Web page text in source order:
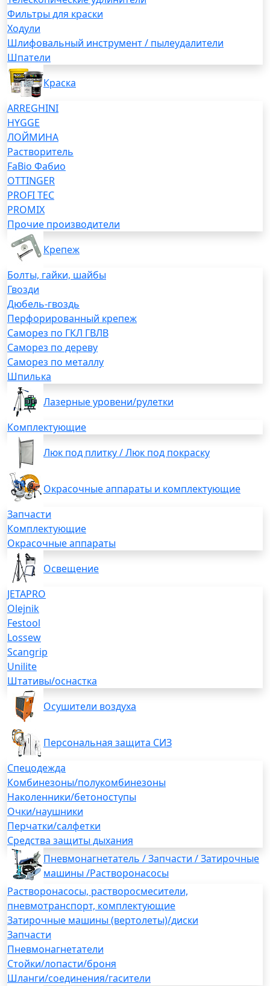
Фильтры для краски
Ходули
Шлифовальный инструмент / пылеудалители
Шпатели
Краска
ARREGHINI
HYGGE
ЛОЙМИНА
Растворитель
FaBio Фабио
OTTINGER
PROFI TEC
PROMIX
Прочие производители
Крепеж
Болты, гайки, шайбы
Гвозди
Дюбель-гвоздь
Перфорированный крепеж
Саморез по ГКЛ ГВЛВ
Саморез по дереву
Саморез по металлу
Шпилька
Лазерные уровени/рулетки
Комплектующие
Люк под плитку / Люк под покраску
Окрасочные аппараты и комплектующие
Запчасти
Комплектующие
Окрасочные аппараты
Освещение
JETAPRO
Olejnik
Festool
Lossew
Scangrip
Unilite
Штативы/оснастка
Осушители воздуха
Персональная защита СИЗ
Спецодежда
Комбинезоны/полукомбинезоны
Наколенники/бетоноступы
Очки/наушники
Перчатки/салфетки
Средства защиты дыхания
Пневмонагнетатель / Запчасти / Затирочные
машины /Растворонасосы
Растворонасосы, растворосмесители,
пневмотранспорт, комплектующие
Затирочные машины (вертолеты)/диски
Запчасти
Пневмонагнетатели
Стойки/лопасти/броня
Шланги/соединения/гасители